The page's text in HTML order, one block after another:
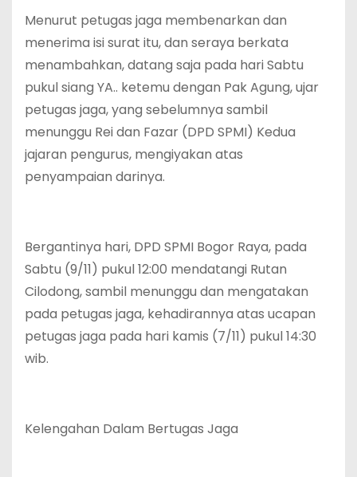
Menurut petugas jaga membenarkan dan
menerima isi surat itu, dan seraya berkata
menambahkan, datang saja pada hari Sabtu
pukul siang YA.. ketemu dengan Pak Agung, ujar
petugas jaga, yang sebelumnya sambil
menunggu Rei dan Fazar (DPD SPMI) Kedua
jajaran pengurus, mengiyakan atas
penyampaian darinya.
Bergantinya hari, DPD SPMI Bogor Raya, pada
Sabtu (9/11) pukul 12:00 mendatangi Rutan
Cilodong, sambil menunggu dan mengatakan
pada petugas jaga, kehadirannya atas ucapan
petugas jaga pada hari kamis (7/11) pukul 14:30
wib.
Kelengahan Dalam Bertugas Jaga